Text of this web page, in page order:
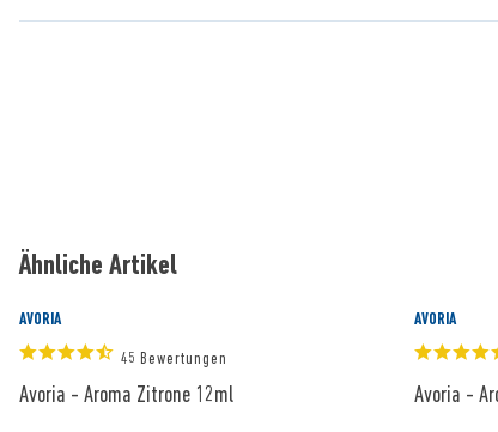
Ähnliche Artikel
AVORIA
45 Bewertungen
Avoria - Aroma Zitrone 12ml
AVORIA
Avoria -